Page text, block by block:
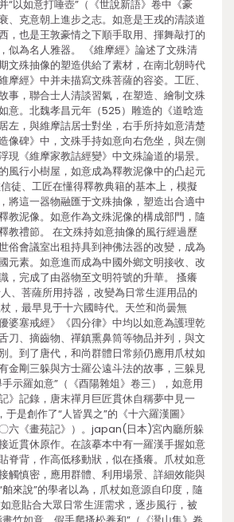
“以如意打唾壺”（《世說新語》卷中《豪
、克意朝上進步之志。如意是王戎的清談道
，也是王敦豪情之下順手取用、揮舞敲打的
似為名人雅器。 《維摩經》論述了文殊清
文殊抽像的塑造供給了素材，在南北朝時代
摩經》中并未描寫文殊菩薩的容姿。工匠、
事，聯合士人清談習氣，在塑造、繪制文殊
意。北魏孝昌元年（525）雕造的《道晗造
左，與維摩詰居士對坐，右手所持如意清楚
像碑》中，文殊手持如意向右危坐，與左側
現《維摩家教詰經變》中文殊論道的場景。
風行小樹屋，如意成為釋教泥像中的凸起元
徒、工匠在懂得釋教典籍的基本上，模擬
將這一器物融匯于文殊抽像，塑造出合適中
教泥像。如意作為文殊泥像的構成部門，隨
教禮節。 在文殊持如意抽像的風行經過歷
俗會議室出租持具到神佛法器的改變，成為
元素。如意進而成為中國外鄉文明接收、改
，完成了由器物至文明符號的升華。 搔癢
、菩薩所用持器，改變為日常生涯用品的
，最早見于十六國時代。天竺和尚曇無
婆塞戒經》《四分律》中均以如意為護理乾
刀、摘齒物、禪鎮熏鼻筒等物品并列，與文
。到了唐代，和尚群體日常頻仍應用爪杖如
金剛三躲與方士羅公遠斗法的故事，三躲見
示羅如意”（《酉陽雜俎》卷三），如意用
》記錄，唐末禪月巨匠貫休自稱夢中見一
于是創作了“人皆異之”的《十六羅漢圖》
〇六《畫苑記》）。japan(日本)宮內廳所躲
近貫休原作。在該摹本中有一羅漢手握如意
脊背，作高低移動狀，似在搔癢。爪杖如意
觸慎密，應用群體、利用場景、詳細效能與
來說”的學者以為，爪杖如意源自印度，隨
意貼合大眾日常生涯需求，逐步風行，被